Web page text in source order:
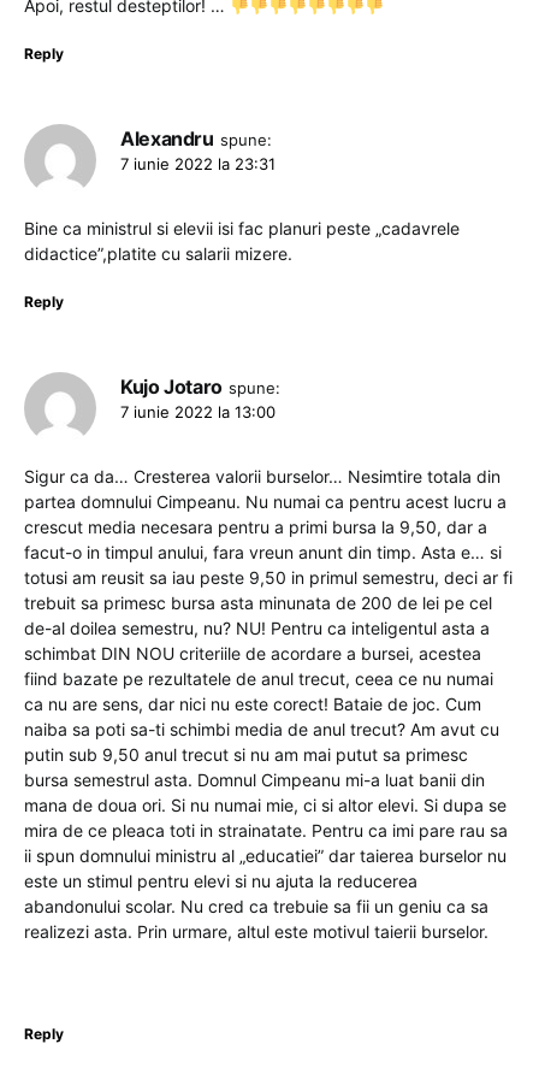
Apoi, restul desteptilor! …
Reply
Alexandru spune:
7 iunie 2022 la 23:31
Bine ca ministrul si elevii isi fac planuri peste „cadavrele
didactice”,platite cu salarii mizere.
Reply
Kujo Jotaro spune:
7 iunie 2022 la 13:00
Sigur ca da… Cresterea valorii burselor… Nesimtire totala din
partea domnului Cimpeanu. Nu numai ca pentru acest lucru a
crescut media necesara pentru a primi bursa la 9,50, dar a
facut-o in timpul anului, fara vreun anunt din timp. Asta e… si
totusi am reusit sa iau peste 9,50 in primul semestru, deci ar fi
trebuit sa primesc bursa asta minunata de 200 de lei pe cel
de-al doilea semestru, nu? NU! Pentru ca inteligentul asta a
schimbat DIN NOU criteriile de acordare a bursei, acestea
fiind bazate pe rezultatele de anul trecut, ceea ce nu numai
ca nu are sens, dar nici nu este corect! Bataie de joc. Cum
naiba sa poti sa-ti schimbi media de anul trecut? Am avut cu
putin sub 9,50 anul trecut si nu am mai putut sa primesc
bursa semestrul asta. Domnul Cimpeanu mi-a luat banii din
mana de doua ori. Si nu numai mie, ci si altor elevi. Si dupa se
mira de ce pleaca toti in strainatate. Pentru ca imi pare rau sa
ii spun domnului ministru al „educatiei” dar taierea burselor nu
este un stimul pentru elevi si nu ajuta la reducerea
abandonului scolar. Nu cred ca trebuie sa fii un geniu ca sa
realizezi asta. Prin urmare, altul este motivul taierii burselor.
Reply